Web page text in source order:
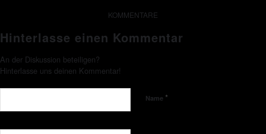
KOMMENTARE
Hinterlasse einen Kommentar
An der Diskussion beteiligen?
Hinterlasse uns deinen Kommentar!
Name *